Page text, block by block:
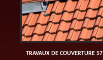
TRAVAUX DE COUVERTURE 57